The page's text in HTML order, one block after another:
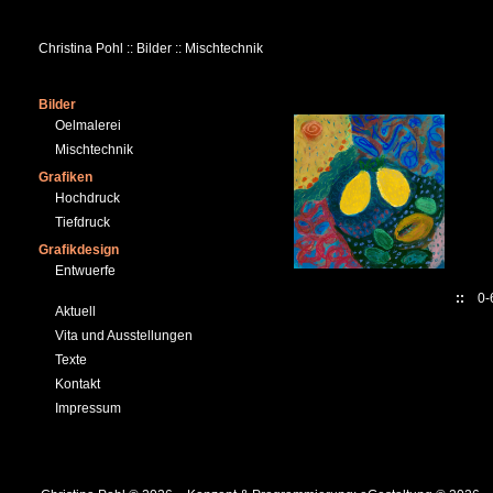
Christina Pohl :: Bilder :: Mischtechnik
Bilder
Oelmalerei
Mischtechnik
Grafiken
Hochdruck
Tiefdruck
Grafikdesign
Entwuerfe
Aktuell
Vita und Ausstellungen
Texte
Kontakt
Impressum
::